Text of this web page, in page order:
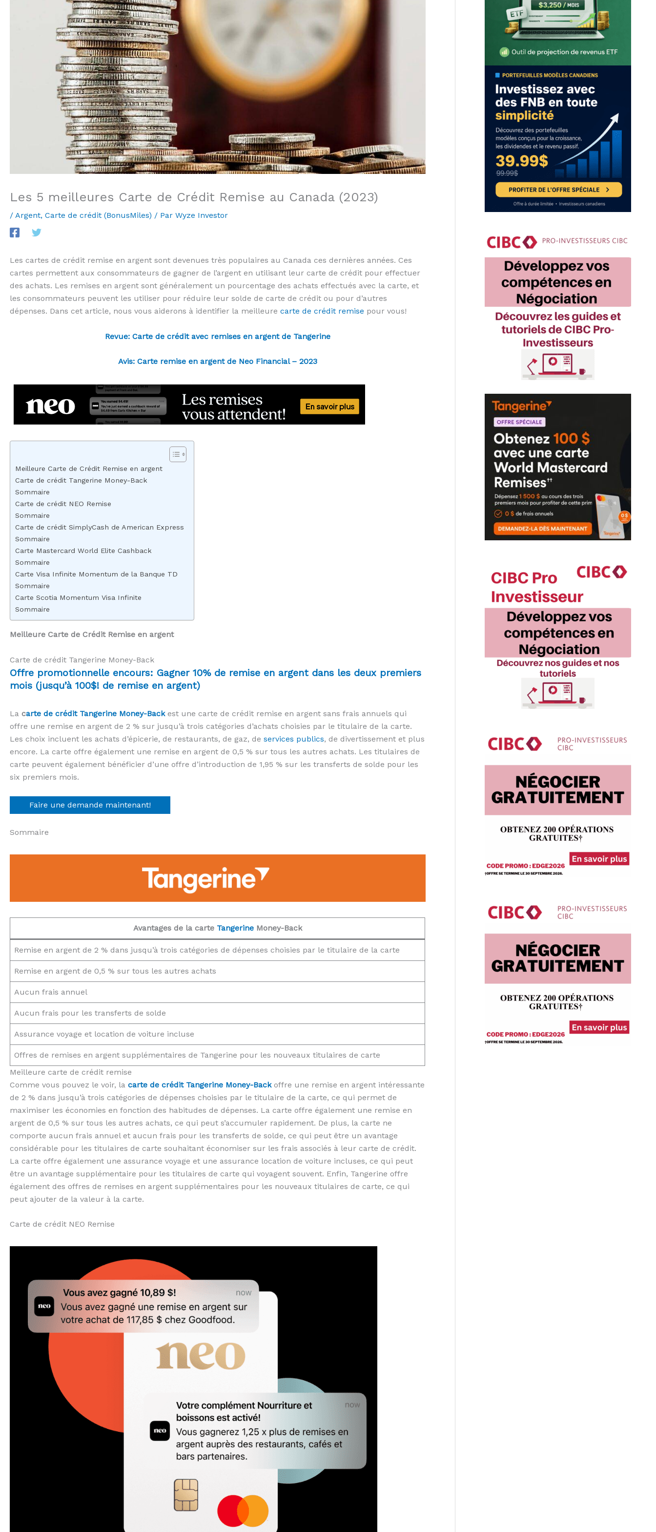
Les 5 meilleures Carte de Crédit Remise au Canada (2023)
/ Argent, Carte de crédit (BonusMiles) / Par Wyze Investor
Les cartes de crédit remise en argent sont devenues très populaires au Canada ces dernières années. Ces
cartes permettent aux consommateurs de gagner de l’argent en utilisant leur carte de crédit pour effectuer
des achats. Les remises en argent sont généralement un pourcentage des achats effectués avec la carte, et
les consommateurs peuvent les utiliser pour réduire leur solde de carte de crédit ou pour d’autres
dépenses. Dans cet article, nous vous aiderons à identifier la meilleure carte de crédit remise pour vous!
Revue: Carte de crédit avec remises en argent de Tangerine
Avis: Carte remise en argent de Neo Financial – 2023
Meilleure Carte de Crédit Remise en argent
Carte de crédit Tangerine Money-Back
Sommaire
Carte de crédit NEO Remise
Sommaire
Carte de crédit SimplyCash de American Express
Sommaire
Carte Mastercard World Elite Cashback
Sommaire
Carte Visa Infinite Momentum de la Banque TD
Sommaire
Carte Scotia Momentum Visa Infinite
Sommaire
Meilleure Carte de Crédit Remise en argent
Carte de crédit Tangerine Money-Back
Offre promotionnelle encours: Gagner 10% de remise en argent dans les deux premiers
mois (jusqu’à 100$! de remise en argent)
La carte de crédit Tangerine Money-Back est une carte de crédit remise en argent sans frais annuels qui
offre une remise en argent de 2 % sur jusqu’à trois catégories d’achats choisies par le titulaire de la carte.
Les choix incluent les achats d’épicerie, de restaurants, de gaz, de services publics, de divertissement et plus
encore. La carte offre également une remise en argent de 0,5 % sur tous les autres achats. Les titulaires de
carte peuvent également bénéficier d’une offre d’introduction de 1,95 % sur les transferts de solde pour les
six premiers mois.
Faire une demande maintenant!
Sommaire
Avantages de la carte TangerineMoney-Back
Remise en argent de 2 % dans jusqu’à trois catégories de dépenses choisies par le titulaire de la carte
Remise en argent de 0,5 % sur tous les autres achats
Aucun frais annuel
Aucun frais pour les transferts de solde
Assurance voyage et location de voiture incluse
Offres de remises en argent supplémentaires de Tangerine pour les nouveaux titulaires de carte
Meilleure carte de crédit remise
Comme vous pouvez le voir, la carte de crédit Tangerine Money-Back offre une remise en argent intéressante
de 2 % dans jusqu’à trois catégories de dépenses choisies par le titulaire de la carte, ce qui permet de
maximiser les économies en fonction des habitudes de dépenses. La carte offre également une remise en
argent de 0,5 % sur tous les autres achats, ce qui peut s’accumuler rapidement. De plus, la carte ne
comporte aucun frais annuel et aucun frais pour les transferts de solde, ce qui peut être un avantage
considérable pour les titulaires de carte souhaitant économiser sur les frais associés à leur carte de crédit.
La carte offre également une assurance voyage et une assurance location de voiture incluses, ce qui peut
être un avantage supplémentaire pour les titulaires de carte qui voyagent souvent. Enfin, Tangerine offre
également des offres de remises en argent supplémentaires pour les nouveaux titulaires de carte, ce qui
peut ajouter de la valeur à la carte.
Carte de crédit NEO Remise